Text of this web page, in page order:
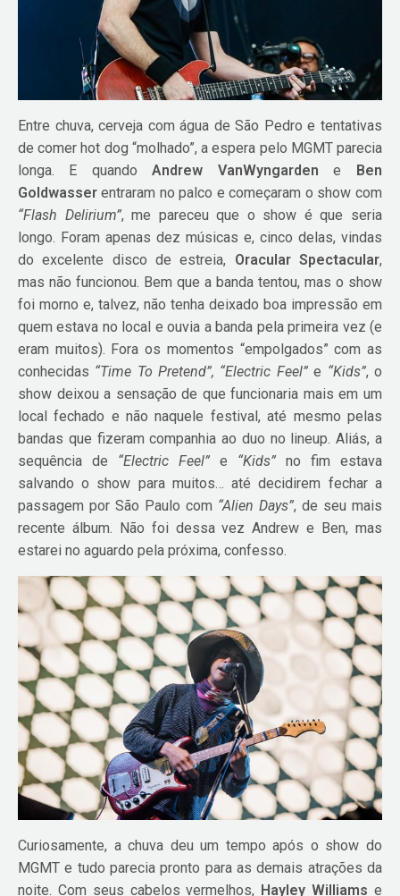
Entre chuva, cerveja com água de São Pedro e tentativas
de comer hot dog “molhado”, a espera pelo MGMT parecia
longa. E quandoAndrew VanWyngarden e Ben
Goldwasser entraram no palco e começaram o show com
“Flash Delirium”, me pareceu que o show é que seria
longo. Foram apenas dez músicas e, cinco delas, vindas
do excelente disco de estreia, Oracular Spectacular,
mas não funcionou. Bem que a banda tentou, mas o show
foi morno e, talvez, não tenha deixado boa impressão em
quem estava no local e ouvia a banda pela primeira vez (e
eram muitos). Fora os momentos “empolgados” com as
conhecidas “Time To Pretend”, “Electric Feel”e “Kids”, o
show deixou a sensação de que funcionaria mais em um
local fechado e não naquele festival, até mesmo pelas
bandas que fizeram companhia ao duo no lineup. Aliás, a
sequência de “Electric Feel” e “Kids” no fim estava
salvando o show para muitos… até decidirem fechar a
passagem por São Paulo com “Alien Days”, de seu mais
recente álbum. Não foi dessa vez Andrew e Ben, mas
estarei no aguardo pela próxima, confesso.
Curiosamente, a chuva deu um tempo após o show do
MGMT e tudo parecia pronto para as demais atrações da
noite. Com seus cabelos vermelhos, Hayley Williams e